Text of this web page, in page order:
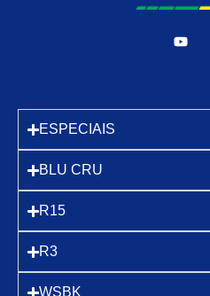
ESPECIAIS
BLU CRU
R15
R3
WSBK